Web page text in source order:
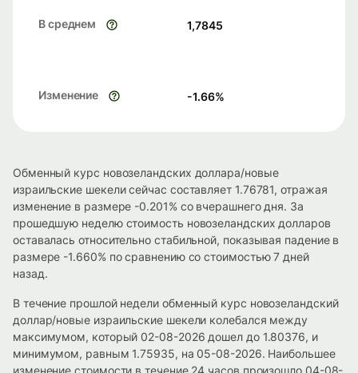
В среднем 1,7845
Изменение -1.66%
Обменный курс новозеландских доллара/новые
израильские шекели сейчас составляет 1.76781, отражая
изменение в размере -0.201% со вчерашнего дня. За
прошедшую неделю стоимость новозеландских долларов
оставалась относительно стабильной, показывая падение в
размере -1.660% по сравнению со стоимостью 7 дней
назад.
В течение прошлой недели обменный курс новозеландский
доллар/новые израильские шекели колебался между
максимумом, который 02-08-2026 дошел до 1.80376, и
минимумом, равным 1.75935, на 05-08-2026. Наибольшее
изменение стоимости в течение 24 часов произошло 04-08-